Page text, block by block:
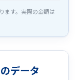
ます。実際の金額は
データ